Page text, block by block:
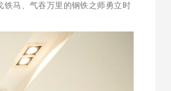
马、气吞万里的钢铁之师勇立时